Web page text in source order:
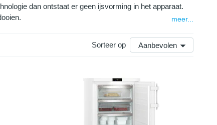
dan ontstaat er geen ijsvorming in het apparaat.
meer...
Sorteer op Aanbevolen